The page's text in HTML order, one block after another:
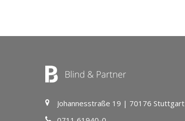
Johannesstraße 19 | 70176 Stuttgart